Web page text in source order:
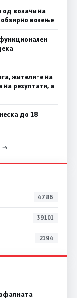
возачи на
возење
жителите на
на резултати, а
до 18
→
4786
39101
2194